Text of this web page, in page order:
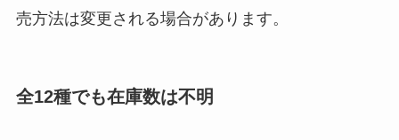
売方法は変更される場合があります。
全12種でも在庫数は不明